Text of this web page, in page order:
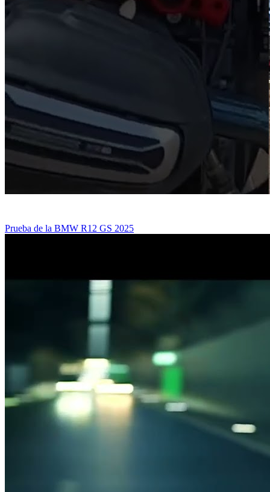
Prueba de la BMW R12 GS 2025